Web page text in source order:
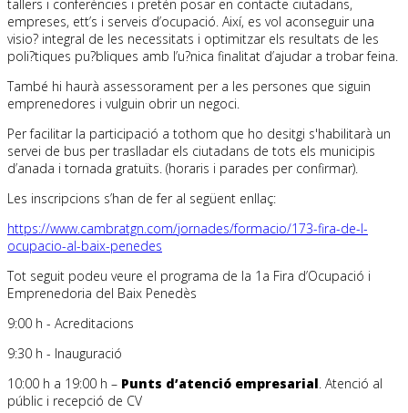
tallers i conferències i pretén posar en contacte ciutadans,
empreses, ett’s i serveis d’ocupació. Així, es vol aconseguir una
visio? integral de les necessitats i optimitzar els resultats de les
poli?tiques pu?bliques amb l’u?nica finalitat d’ajudar a trobar feina.
També hi haurà assessorament per a les persones que siguin
emprenedores i vulguin obrir un negoci.
Per facilitar la participació a tothom que ho desitgi s'habilitarà un
servei de bus per traslladar els ciutadans de tots els municipis
d’anada i tornada gratuïts. (horaris i parades per confirmar).
Les inscripcions s’han de fer al següent enllaç:
https://www.cambratgn.com/jornades/formacio/173-fira-de-l-
ocupacio-al-baix-penedes
Tot seguit podeu veure el programa de la 1a Fira d’Ocupació i
Emprenedoria del Baix Penedès
9:00 h - Acreditacions
9:30 h - Inauguració
10:00 h a 19:00 h – Punts d’atenció empresarial. Atenció al
públic i recepció de CV